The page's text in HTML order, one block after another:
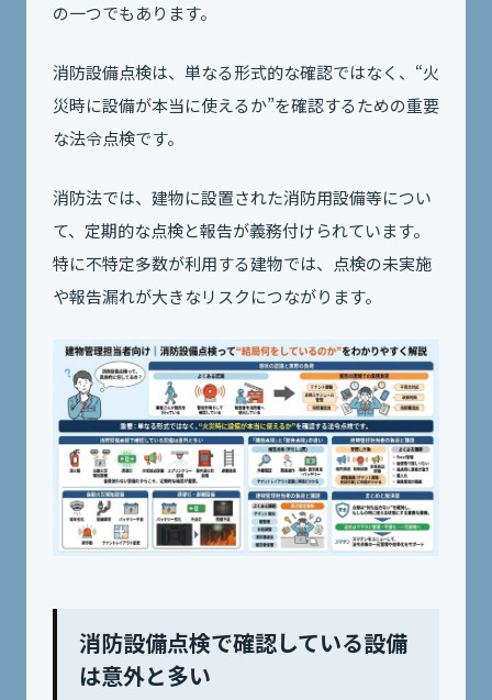
の一つでもあります。
消防設備点検は、単なる形式的な確認ではなく、“火
災時に設備が本当に使えるか”を確認するための重要
な法令点検です。
消防法では、建物に設置された消防用設備等につい
て、定期的な点検と報告が義務付けられています。
特に不特定多数が利用する建物では、点検の未実施
や報告漏れが大きなリスクにつながります。
消防設備点検で確認している設備
は意外と多い